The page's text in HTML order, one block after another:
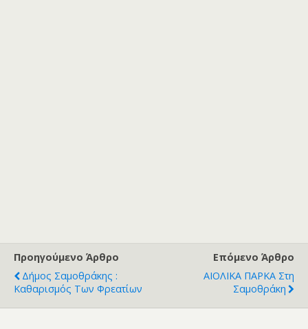
Προηγούμενο Άρθρο
Δήμος Σαμοθράκης :
Καθαρισμός Των Φρεατίων
Επόμενο Άρθρο
ΑΙΟΛΙΚA ΠΑΡΚA Στη
Σαμοθράκη